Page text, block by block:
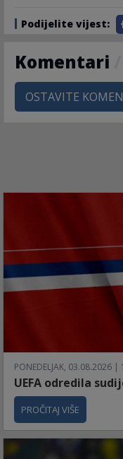
Podijelite vijest:
Komentari
OSTAVITE
PONEDELJAK, 03.08.2026 |
UEFA odredila
PROČITAJ VIŠE